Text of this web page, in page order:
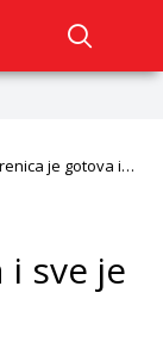
je gotova i
i sve je